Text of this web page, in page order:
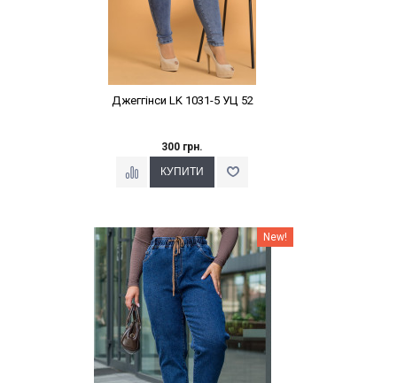
Джеггінси LK 1031-5 УЦ 52
300 грн.
Наклейки Варіант з % New!